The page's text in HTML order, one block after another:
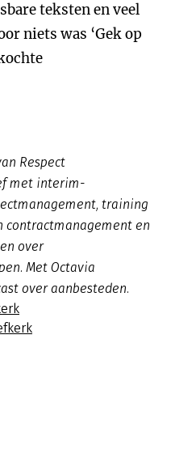
teksten en veel
niets was ‘Gek op
Respect
met interim-
training
contractmanagement en
over
Met Octavia
over aanbesteden.